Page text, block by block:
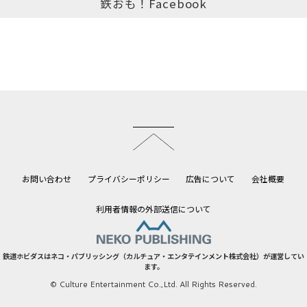
お問い合わせ プライバシーポリシー 広告について 会社概要
利用者情報の外部送信について
鉄道ホビダスはネコ・パブリッシング（カルチュア・エンタテインメント株式会社）が運営してい
ます。
© Culture Entertainment Co.,Ltd. All Rights Reserved.